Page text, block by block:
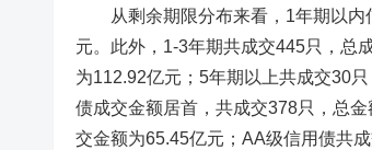
从剩余期限分布来看，1年期以内
元。此外，1-3年期共成交445只，总
为112.92亿元；5年期以上共成交30
债成交金额居首，共成交378只，总
交金额为65.45亿元；AA级信用债共